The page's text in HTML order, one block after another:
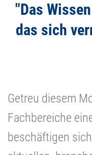
"Das
das sich
Getreu diesem
Fachbereiche
beschäftigen